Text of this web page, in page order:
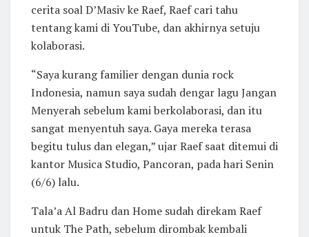
cerita soal D’Masiv ke Raef, Raef cari tahu
tentang kami di YouTube, dan akhirnya setuju
kolaborasi.
“Saya kurang familier dengan dunia rock
Indonesia, namun saya sudah dengar lagu Jangan
Menyerah sebelum kami berkolaborasi, dan itu
sangat menyentuh saya. Gaya mereka terasa
begitu tulus dan elegan,” ujar Raef saat ditemui di
kantor Musica Studio, Pancoran, pada hari Senin
(6/6) lalu.
Tala’a Al Badru dan Home sudah direkam Raef
untuk The Path, sebelum dirombak kembali